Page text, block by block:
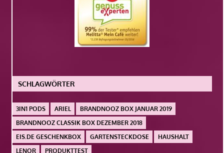
SCHLAGWÖRTER
3IN1 PODS ARIEL
BRANDNOOZ BOX JANUAR 2019
BRANDNOOZ CLASSIK BOX DEZEMBER 2018
EIS.DE GESCHENKBOX
GARTENSTECKDOSE
HAUSHALT
LENOR
PRODUKTTEST